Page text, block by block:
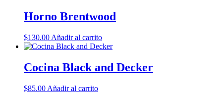
Horno Brentwood
$130.00 Añadir al carrito
Cocina Black and Decker
$85.00 Añadir al carrito